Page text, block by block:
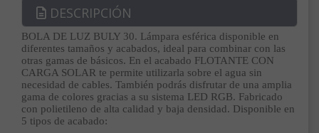
DESCRIPCIÓN
BOLA DE LUZ BULY 30. Lámpara esférica disponible en
diferentes tamaños y acabados, ideal para combinar con las
otras gamas de básicos. En el acabado FLOTANTE CON
CARGA SOLAR te permite utilizarla sobre el agua sin
necesidad de cables. También podrás disfrutar de una amplia
gama de colores gracias a su sistema LED RGB. Fabricado
con polietileno de alta calidad y baja densidad. Disponible en
5 tipos de acabado: